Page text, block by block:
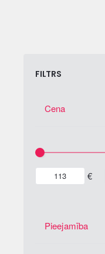
FILTRS
Cena
€
Pieejamība